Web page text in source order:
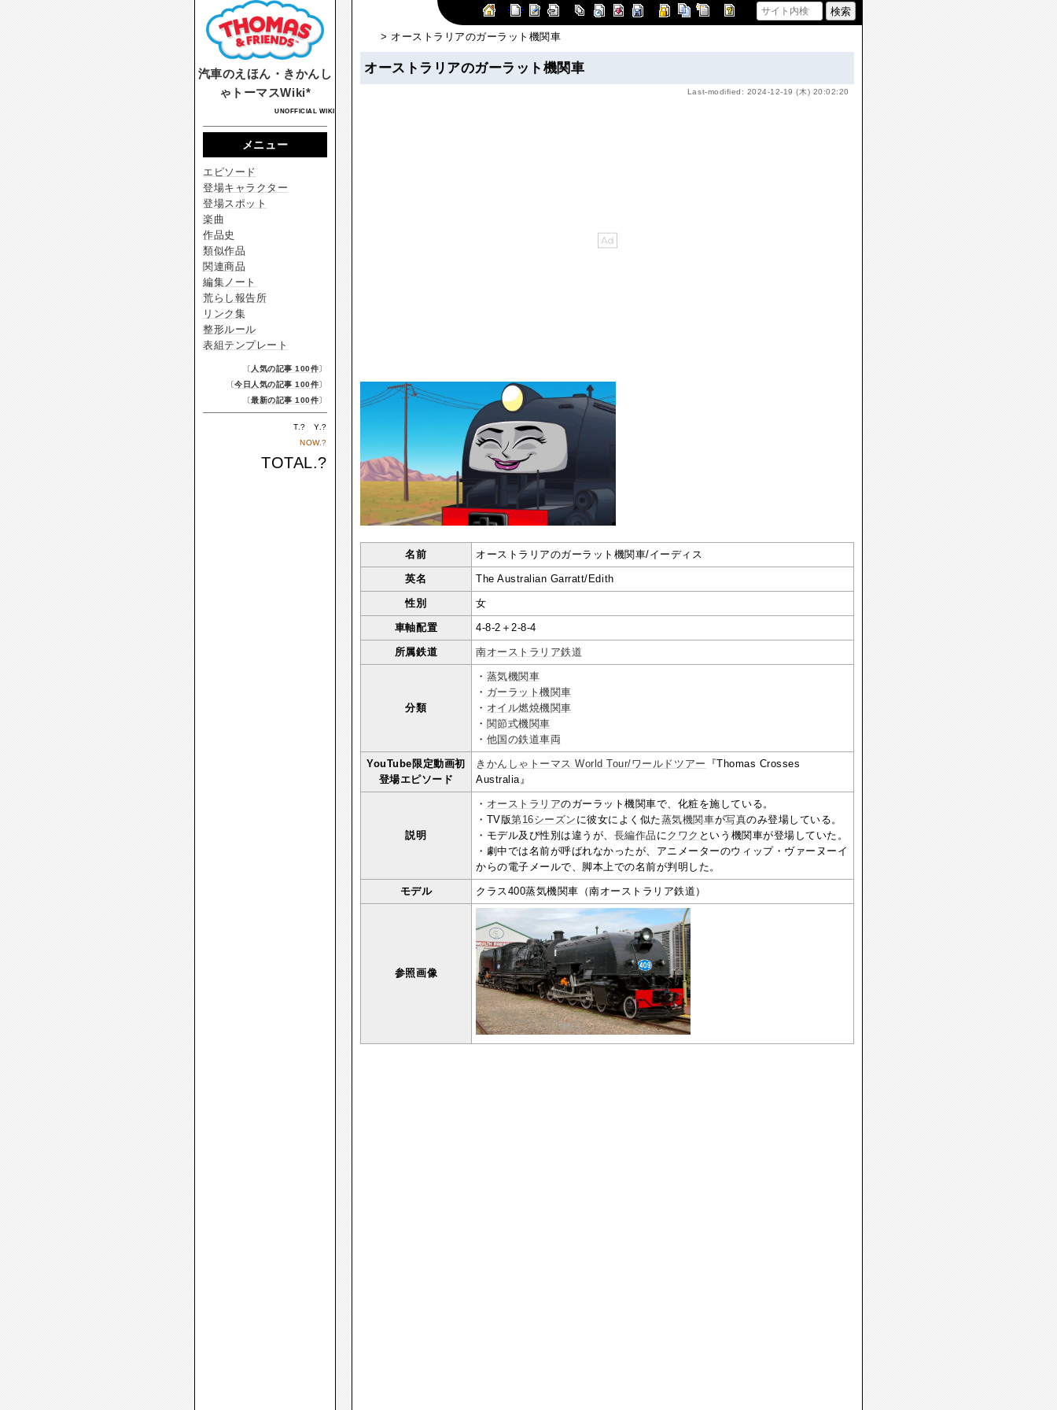
汽車のえほん・きかんし
ゃトーマスWiki*
UNOFFICIAL WIKI
> オーストラリアのガーラット機関車
オーストラリアのガーラット機関車
Last-modified: 2024-12-19 (木) 20:02:20
名前 オーストラリアのガーラット機関車/イーディス
英名 The Australian Garratt/Edith
性別 女
車軸配置 4-8-2＋2-8-4
所属鉄道 南オーストラリア鉄道
分類
・ 蒸気機関車
・ ガーラット機関車
・ オイル燃焼機関車
・ 関節式機関車
・ 他国の鉄道車両
YouTube限定動画初
登場エピソード
きかんしゃトーマス World Tour/ワールドツアー
『Thomas Crosses
Australia』
説明
・ オーストラリアのガーラット機関車で、化粧を施している。
・TV版第16シーズン に彼女によく似た蒸気機関車が写真のみ登場している。
・モデル及び性別は違うが、 長編作品 にクワク という機関車が登場していた。
・劇中では名前が呼ばれなかったが、アニメーターのウィップ・ヴァーヌーイ
からの電子メールで、脚本上での名前が判明した。
モデル クラス400蒸気機関車（南オーストラリア鉄道）
参照画像
メニュー
エピソード
登場キャラクター
登場スポット
楽曲
作品史
類似作品
関連商品
編集ノート
荒らし報告所
リンク集
整形ルール
表組テンプレート
〔 人気の記事 100件〕
〔今日人気の記事 100件〕
〔最新の記事 100件〕
T.? Y.?
NOW.?
TOTAL.?